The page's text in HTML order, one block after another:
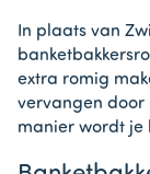
In plaats van
extra romig
vervangen
manier wordt je